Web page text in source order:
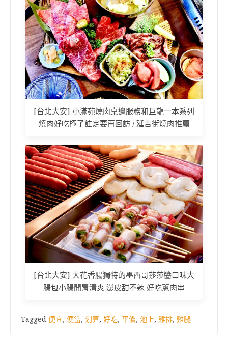
[台北大安] 小滿苑燒肉桌邊服務和巨龍一本系列
燒肉好吃極了註定要再回訪 / 延吉街燒肉推薦
[台北大安] 大花香腸獨特的墨西哥莎莎醬口味大
腸包小腸開胃清爽 澎皮甜不辣 好吃蔥肉串
Tagged 便宜, 便當, 划算, 好吃, 平價, 池上, 雞排, 雞腿